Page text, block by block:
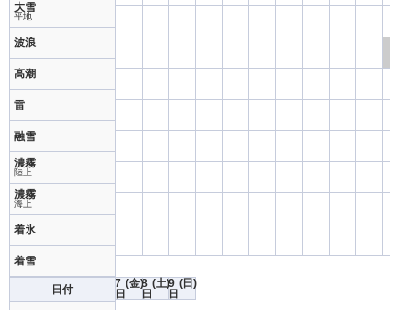
大雪
平地
波浪
高潮
雷
融雪
濃霧
陸上
濃霧
海上
着氷
着雪
日付
7
日
(金)8
日
(土)9
日
(日)